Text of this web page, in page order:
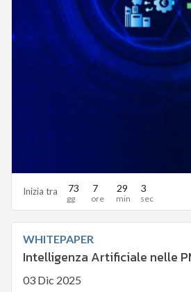
Inizia tra 73 7 29 1
WHITEPAPER
Intelligenza Artificiale nelle
03 Dic 2025